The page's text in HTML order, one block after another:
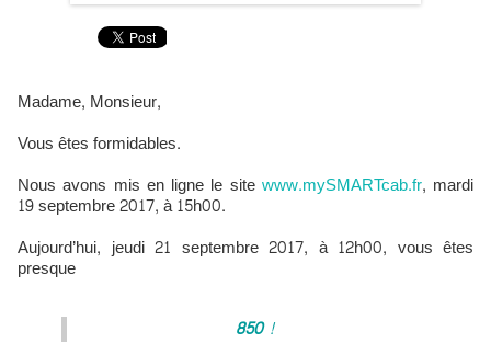
Madame, Monsieur,
Vous êtes formidables.
Nous avons mis en ligne le site www.mySMARTcab.fr, mardi
19 septembre 2017, à 15h00.
Aujourd’hui, jeudi 21 septembre 2017, à 12h00, vous êtes
presque
850!